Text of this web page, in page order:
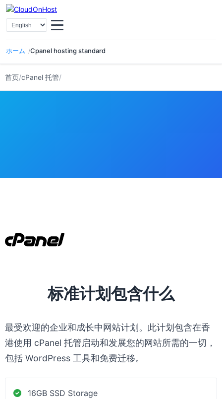
ホーム Cpanel hosting standard
选择语言
首页/cPanel 托管/
标准计划包含什么
最受欢迎的企业和成长中网站计划。此计划包含在香
港使用 cPanel 托管启动和发展您的网站所需的一切，
包括 WordPress 工具和免费迁移。
16GB SSD Storage